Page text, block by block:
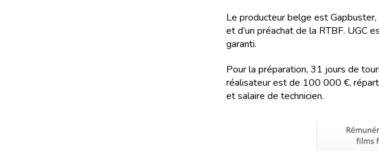
Le producteur belge est
et d’un préachat de la RTBF. UGC
garanti.
Pour la préparation, 31 jours de
réalisateur est de 100 000 €,
et salaire de technicien.